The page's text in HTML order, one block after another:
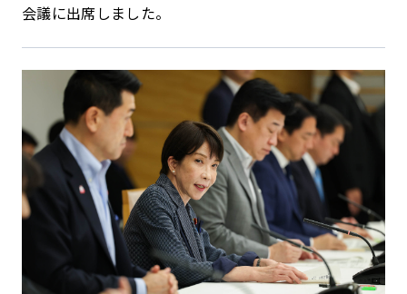
会議に出席しました。